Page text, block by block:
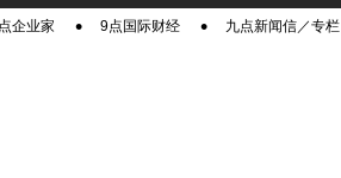
企业家 9点国际财经 九点新闻信／专栏